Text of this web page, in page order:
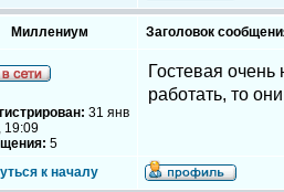
Миллениум Заголовок
31 янв
19:09
5
Гостевая
работать, то
к началу